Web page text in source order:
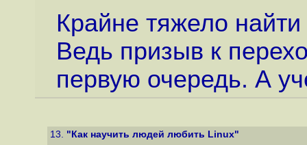
Крайне тяжело
Ведь призыв к
первую очередь. А
13. "Как научить людей любить Linux"